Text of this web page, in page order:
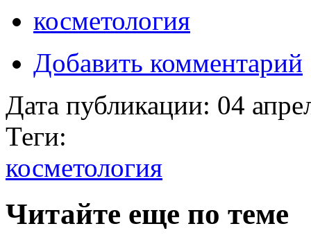
косметология
Добавить комментарий
Дата публикации: 04
Теги:
косметология
Читайте еще по теме